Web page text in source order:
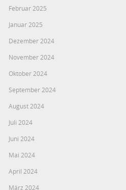
Februar 2025
Januar 2025
Dezember 2024
November 2024
Oktober 2024
September 2024
August 2024
Juli 2024
Juni 2024
Mai 2024
April 2024
März 2024